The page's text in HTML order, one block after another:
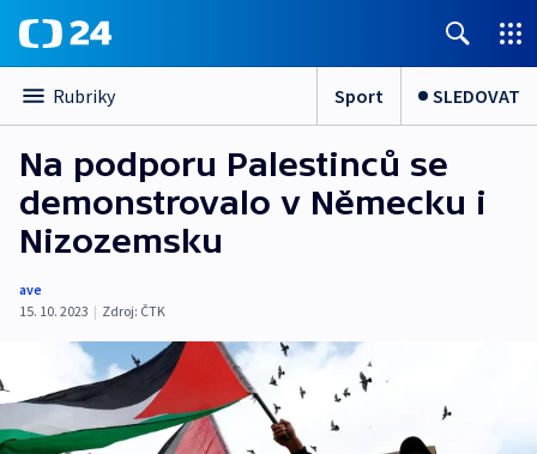
Rubriky Sport SLEDOVAT
Na podporu Palestinců se
demonstrovalo v Německu i
Nizozemsku
ave
15. 10. 2023 | Zdroj: ČTK